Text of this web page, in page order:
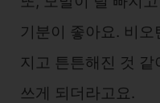
기분이 좋아요. 비
지고 튼튼해진 것
쓰게 되더라고요.